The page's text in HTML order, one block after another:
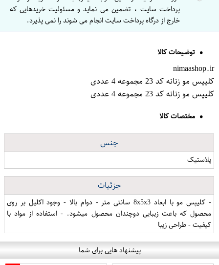
پرداخت سایت ، تضمین می نماید و مسئولیت خریدهایی که
خارج از درگاه پرداخت سایت انجام می شوند را نمی پذیرد.
توضیحات کالا
nimaashop.ir
کلیپس مو زنانه کد 23 مجموعه 4 عددی
کلیپس مو زنانه کد 23 مجموعه 4 عددی
مختصات کالا
جنس
پلاستیک
جزئیات
- کلیپس مو با ابعاد 8x5x3 سانتی متر - دوام بالا - وجود اکلیل بر روی
محصول که باعث زیبایی دوچندان محصول میشود. - استفاده از مواد با
کیفیت - طراحی زیبا
پیشنهاد هایی برای شما